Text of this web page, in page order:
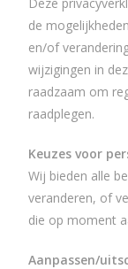
de
en/of
wijzigingen in
raadzaam om
raadplegen.
Keuzes voor
Wij bieden alle
veranderen, of
die op moment
Aanpassen/